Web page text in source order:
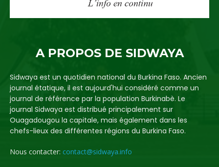
A PROPOS DE SIDWAYA
Sidwaya est un quotidien national du Burkina Faso. Ancien
journal étatique, il est aujourd'hui considéré comme un
journal de référence par la population Burkinabè. Le
journal Sidwaya est distribué principalement sur
Ouagadougou la capitale, mais également dans les
chefs-lieux des différentes régions du Burkina Faso.
Nous contacter: contact@sidwaya.info